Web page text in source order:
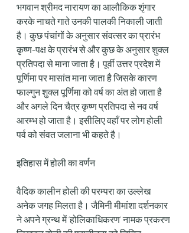
भगवान श्रीमद नारायण का आलौकिक शृंगार
करके नाचते गाते उनकी पालकी निकाली जाती
है। कुछ पंचांगों के अनुसार संवत्सर का प्रारंभ
कृष्ण-पक्ष के प्रारंभ से और कुछ के अनुसार शुक्ल
प्रतिपदा से माना जाता है। पूर्वी उत्तर प्रदेश में
पूर्णिमा पर मासांत माना जाता है जिसके कारण
फाल्गुन शुक्ल पूर्णिमा को वर्ष का अंत हो जाता है
और अगले दिन चैत्र कृष्ण प्रतिपदा से नव वर्ष
आरम्भ हो जाता है। इसीलिए वहाँ पर लोग होली
पर्व को संवत जलाना भी कहते है।
इतिहास में होली का वर्णन
वैदिक कालीन होली की परम्परा का उल्लेख
अनेक जगह मिलता है। जैमिनी मीमांशा दर्शनकार
ने अपने ग्रन्थ में ‘होलिकाधिकरण’ नामक प्रकरण